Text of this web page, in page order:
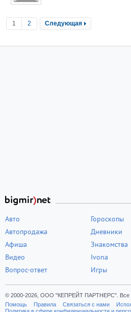
1 2 Следующая
Авто
Автопродажа
Афиша
Видео
Вопрос-ответ
Гороскопы
Дневники
Знакомства
Ivona
Игры
© 2000-2026, ООО "КЕПРЕЙТ ПАРТНЕРС". Все
Помощь
Правила Связаться с нами